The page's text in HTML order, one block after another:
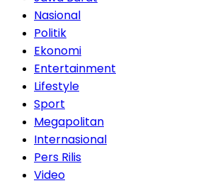
Nasional
Politik
Ekonomi
Entertainment
Lifestyle
Sport
Megapolitan
Internasional
Pers Rilis
Video